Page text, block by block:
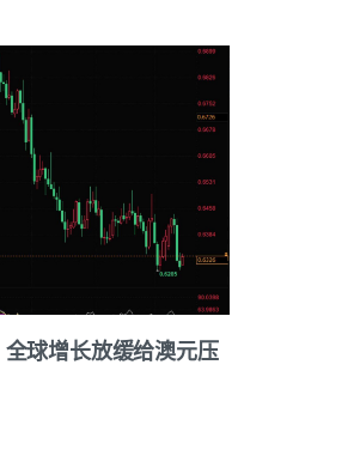
球增长放缓给澳元压